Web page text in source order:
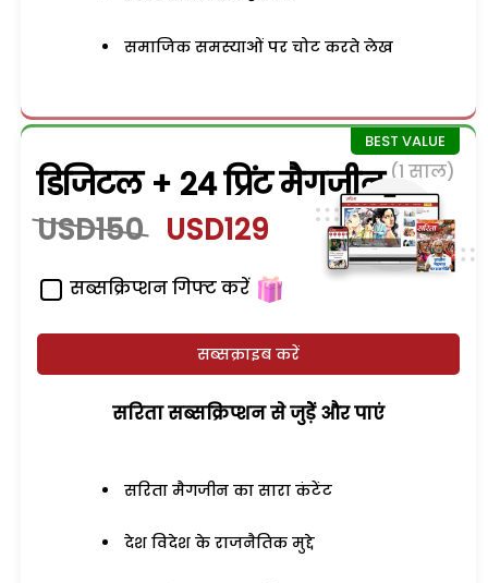
समाजिक समस्याओं पर चोट करते लेख
डिजिटल + 24 प्रिंट मैगजीन (1 साल)
USD150 USD129
सब्सक्रिप्शन गिफ्ट करें
सब्सक्राइब करें
सरिता सब्सक्रिप्शन से जुड़ेें और पाएं
सरिता मैगजीन का सारा कंटेंट
देश विदेश के राजनैतिक मुद्दे